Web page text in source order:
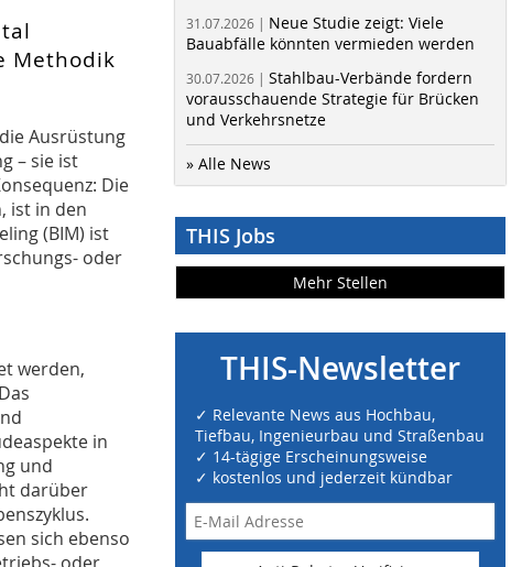
Methodik
Ausrüstung
– sie ist
Die
ist in den
(BIM) ist
oder
werden,
in
und
darüber
sich ebenso
31.07.2026 | Neue Studie zeigt: Viele
Bauabfälle könnten vermieden werden
30.07.2026 | Stahlbau-Verbände fordern
vorausschauende Strategie für Brücken
und Verkehrsnetze
» Alle News
THIS Jobs
Mehr Stellen
THIS-Newsletter
✓ Relevante News aus Hochbau,
Tiefbau, Ingenieurbau und Straßenbau
✓ 14-tägige Erscheinungsweise
✓ kostenlos und jederzeit kündbar